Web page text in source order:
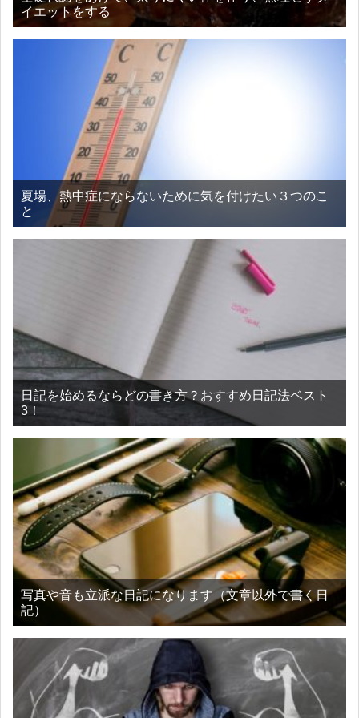
イエットをする
夏場、熱中症にならないために気を付けたい３つのこ
と
日記を始めるならどの書き方？おすすめ日記法ベスト
3！
写真や音も立派な日記になります（文章以外で書く日
記）